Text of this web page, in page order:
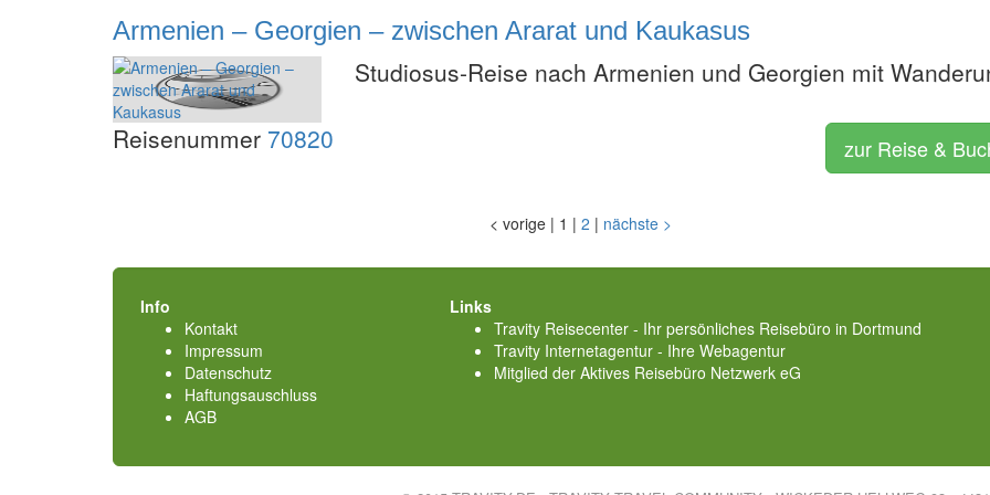
Armenien – Georgien – zwischen Ararat und Kaukasus
Studiosus-Reise nach Armenien und Georgien mit
Reisenummer 70820 zur Reise &
<vorige | 1 | 2 | nächste >
Info
Kontakt
Impressum
Datenschutz
Haftungsauschluss
AGB
Links
Travity Reisecenter - Ihr persönliches Reisebüro in Dortmund
Travity Internetagentur - Ihre Webagentur
Mitglied der Aktives Reisebüro Netzwerk eG